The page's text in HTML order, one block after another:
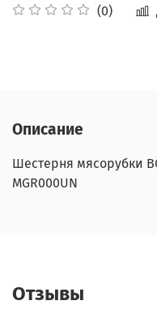
(0)
Описание
Шестерня мясорубки
MGR000UN
Отзывы